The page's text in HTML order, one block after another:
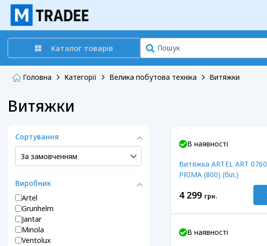
Каталог товарів
Головна Категорії Велика побутова техніка Витяжки
Витяжки
Сортування
Виробник
Artel
Grunhelm
Jantar
Minola
Ventolux
В наявності
Витяжка ARTEL ART 0760
PRIMA (800) (біл.)
4 299 грн.
В наявності